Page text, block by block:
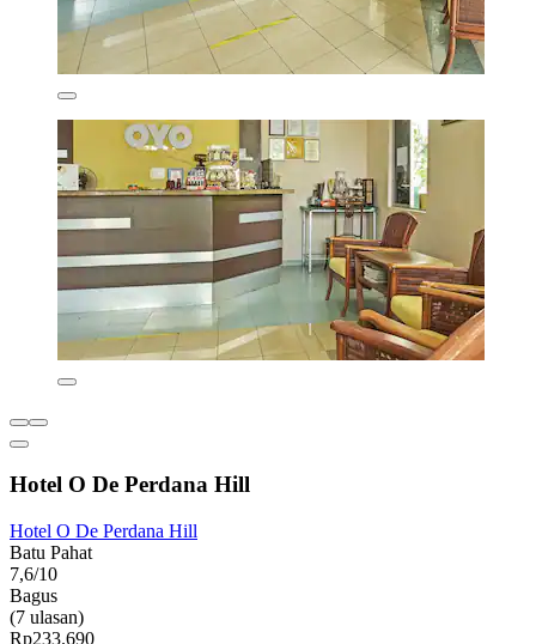
Hotel O De Perdana Hill
Hotel O De Perdana Hill
Batu Pahat
7,6/10
Bagus
(7 ulasan)
Rp233.690